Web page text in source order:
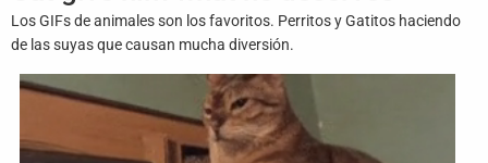
Archivo
De
Gifs
Los GIFs de animales son los favoritos. Perritos y Gatitos haciendo
de las suyas que causan mucha diversión.